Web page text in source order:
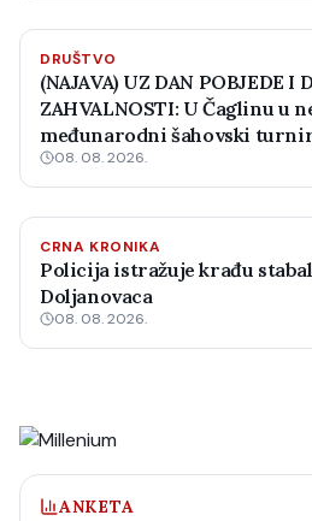
DRUŠTVO
(NAJAVA) UZ DAN POBJEDE I
ZAHVALNOSTI: U Čaglinu u
međunarodni šahovski
08. 08. 2026.
CRNA KRONIKA
Policija istražuje krađu
Doljanovaca
08. 08. 2026.
ANKETA